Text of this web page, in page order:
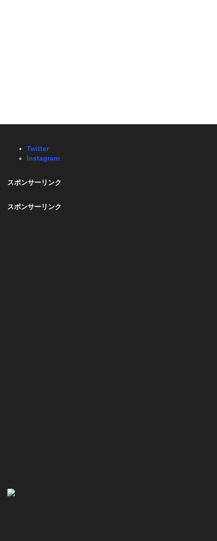
Twitter
Instagram
スポンサーリンク
スポンサーリンク